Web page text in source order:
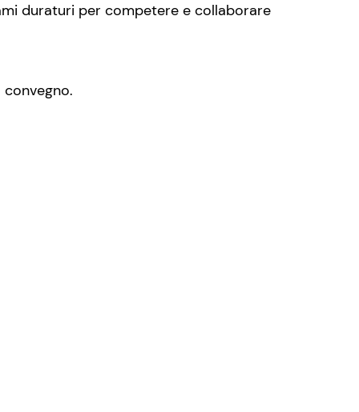
duraturi per competere e collaborare